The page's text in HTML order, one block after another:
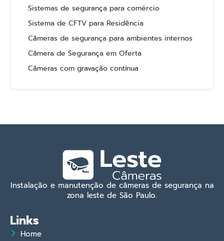
Sistemas de segurança para comércio
Sistema de CFTV para Residência
Câmeras de segurança para ambientes internos
Câmera de Segurança em Oferta
Câmeras com gravação contínua
Instalação e manutenção de câmeras de segurança na
zona leste de São Paulo.
Links
Home